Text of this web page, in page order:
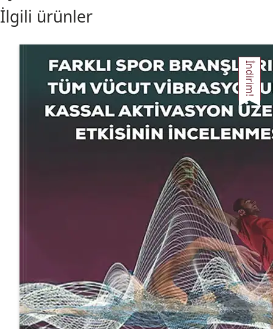
İlgili ürünler
İndirim!